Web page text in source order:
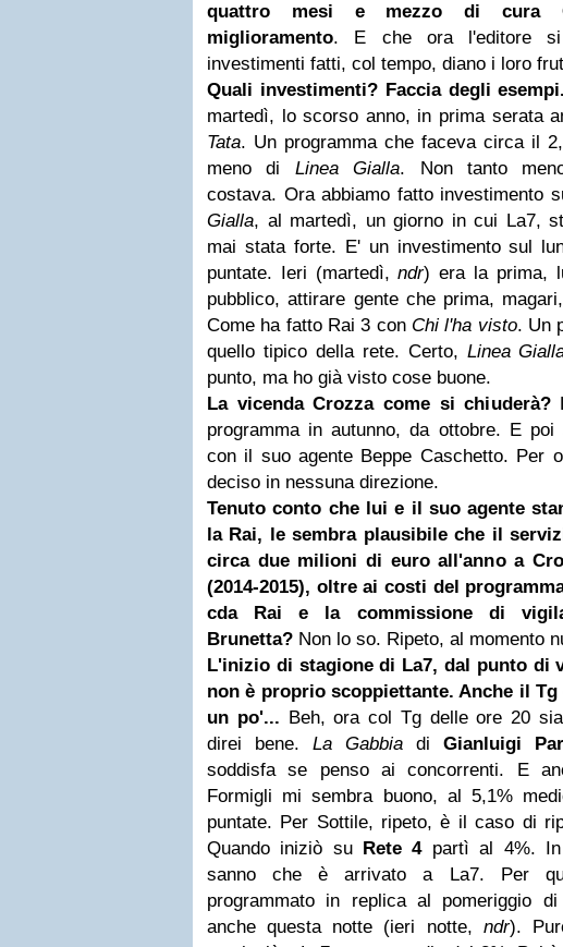
quattro mesi e mezzo di cura
miglioramento. E che ora l'editore
investimenti fatti, col tempo, diano i loro
Quali investimenti? Faccia degli
martedì, lo scorso anno, in prima serata
Tata. Un programma che faceva circa il
meno di Linea Gialla. Non tanto
costava. Ora abbiamo fatto investimento
Gialla, al martedì, un giorno in cui La7,
mai stata forte. E' un investimento sul
puntate. Ieri (martedì,ndr) era la prima,
pubblico, attirare gente che prima,
Come ha fatto Rai 3 con Chi l'ha visto. Un
quello tipico della rete. Certo, Linea
punto, ma ho già visto cose buone.
La vicenda Crozza come si chiuderà?
programma in autunno, da ottobre. E poi
con il suo agente Beppe Caschetto. Per
deciso in nessuna direzione.
Tenuto conto che lui e il suo agente
la Rai, le sembra plausibile che il
circa due milioni di euro all'anno a
(2014-2015), oltre ai costi del
cda Rai e la commissione di
Brunetta? Non lo so. Ripeto, al momento
L'inizio di stagione di La7, dal punto di
non è proprio scoppiettante. Anche il
un po'... Beh, ora col Tg delle ore 20
direi bene. La Gabbia di Gianluigi
soddisfa se penso ai concorrenti. E
Formigli mi sembra buono, al 5,1%
puntate. Per Sottile, ripeto, è il caso di
Quando iniziò su Rete 4partì al 4%. In
sanno che è arrivato a La7. Per
programmato in replica al pomeriggio
anche questa notte (ieri notte, ndr).